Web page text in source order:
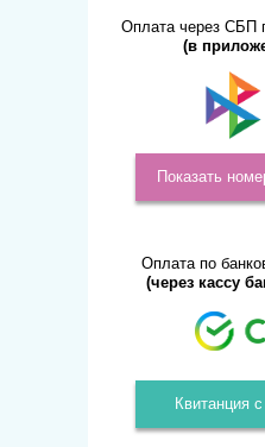
Оплата через СБП
(в
Показать
Оплата по
(через кассу
Квитанция